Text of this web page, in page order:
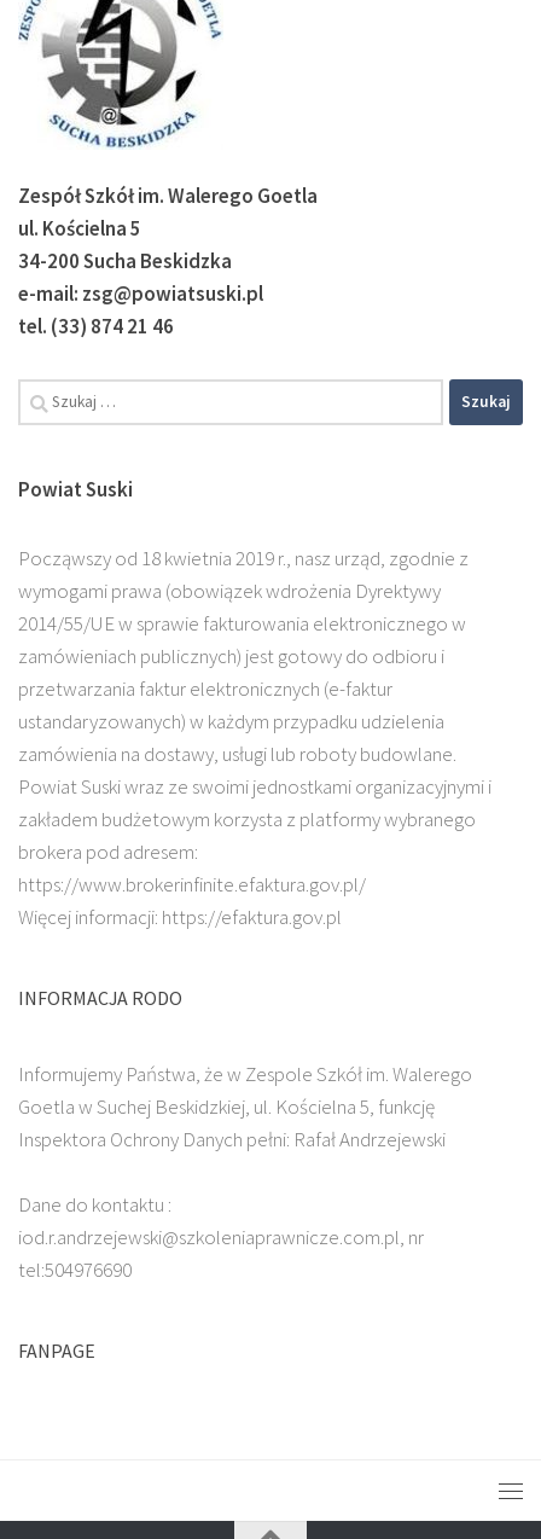
Zespół Szkół im. Walerego Goetla
ul. Kościelna 5
34-200 Sucha Beskidzka
e-mail: zsg@powiatsuski.pl
tel. (33) 874 21 46
Powiat Suski
Począwszy od 18 kwietnia 2019 r., nasz urząd, zgodnie z
wymogami prawa (obowiązek wdrożenia Dyrektywy
2014/55/UE w sprawie fakturowania elektronicznego w
zamówieniach publicznych) jest gotowy do odbioru i
przetwarzania faktur elektronicznych (e-faktur
ustandaryzowanych) w każdym przypadku udzielenia
zamówienia na dostawy, usługi lub roboty budowlane.
Powiat Suski wraz ze swoimi jednostkami organizacyjnymi i
zakładem budżetowym korzysta z platformy wybranego
brokera pod adresem:
https://www.brokerinfinite.efaktura.gov.pl/
Więcej informacji: https://efaktura.gov.pl
INFORMACJA RODO
Informujemy Państwa, że w Zespole Szkół im. Walerego
Goetla w Suchej Beskidzkiej, ul. Kościelna 5, funkcję
Inspektora Ochrony Danych pełni: Rafał Andrzejewski
Dane do kontaktu :
iod.r.andrzejewski@szkoleniaprawnicze.com.pl, nr
tel:504976690
FANPAGE